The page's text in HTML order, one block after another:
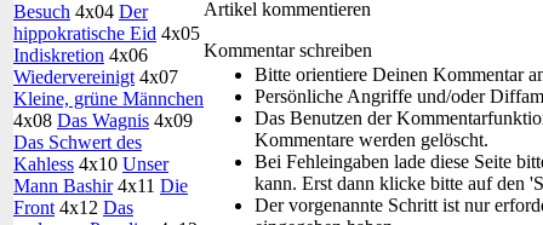
Besuch 4x04 Der
hippokratische Eid 4x05
Indiskretion 4x06
Wiedervereinigt 4x07
Kleine, grüne Männchen
4x08 Das Wagnis 4x09
Das Schwert des
Kahless 4x10 Unser
Mann Bashir4x11 Die
Front 4x12 Das
Artikel kommentieren
Kommentar schreiben
Bitte orientiere Deinen Kommentar
Persönliche Angriffe und/oder
Das Benutzen der
Kommentare werden gelöscht.
Bei Fehleingaben lade diese Seite
kann. Erst dann klicke bitte auf den
Der vorgenannte Schritt ist nur